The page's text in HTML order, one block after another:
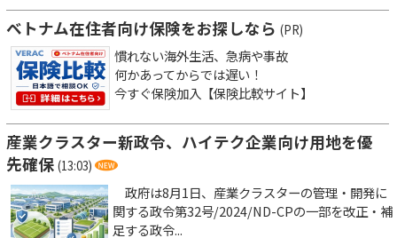
ベトナム在住者向け保険をお探しなら (PR)
慣れない海外生活、急病や事故
何かあってからでは遅い！
今すぐ保険加入【保険比較サイト】
産業クラスター新政令、ハイテク企業向け用地を優
先確保 (13:03)
政府は8月1日、産業クラスターの管理・開発に
関する政令第32号/2024/ND-CPの一部を改正・補
足する政令...